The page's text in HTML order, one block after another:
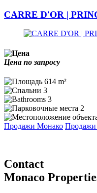
CARRE D'OR |
Цена по запросу
614 m²
3
3
2
Продажи Монако
Contact
Monaco